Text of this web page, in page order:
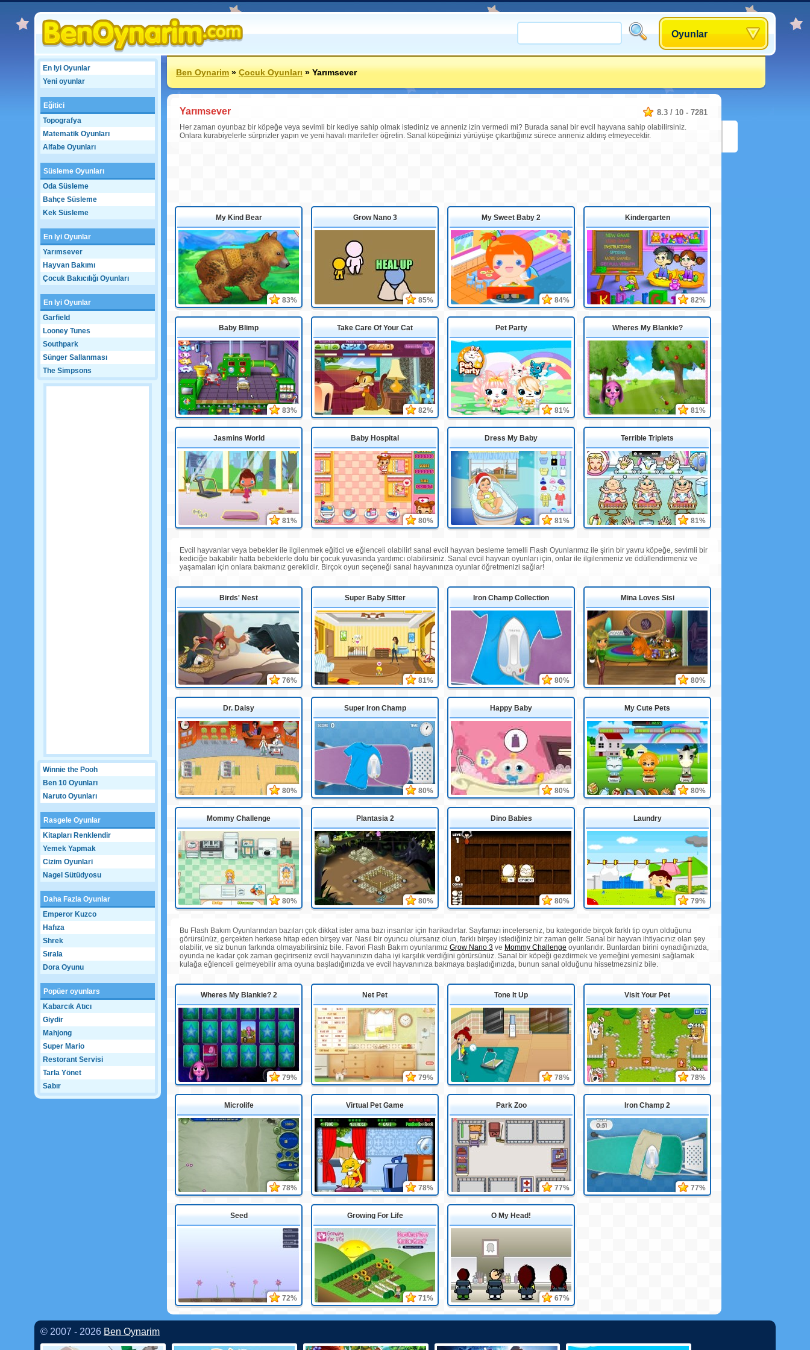
Oyunlar
En Iyi Oyunlar
Yeni oyunlar
Eğitici
Topografya
Matematik Oyunları
Alfabe Oyunları
Süsleme Oyunları
Oda Süsleme
Bahçe Süsleme
Kek Süsleme
En Iyi Oyunlar
Yarımsever
Hayvan Bakımı
Çocuk Bakıcılığı Oyunları
En Iyi Oyunlar
Garfield
Looney Tunes
Southpark
Sünger Sallanması
The Simpsons
Winnie the Pooh
Ben 10 Oyunları
Naruto Oyunları
Rasgele Oyunlar
Kitapları Renklendir
Yemek Yapmak
Cizim Oyunlari
Nagel Sütüdyosu
Daha Fazla Oyunlar
Emperor Kuzco
Hafıza
Shrek
Sırala
Dora Oyunu
Popüer oyunlars
Kabarcık Atıcı
Giydir
Mahjong
Super Mario
Restorant Servisi
Tarla Yönet
Sabır
Ben Oynarim»Çocuk Oyunları»Yarımsever
8.3 / 10 - 7281
Yarımsever
Her zaman oyunbaz bir köpeğe veya sevimli bir kediye sahip olmak istediniz ve anneniz izin vermedi mi? Burada sanal bir evcil hayvana sahip olabilirsiniz.
Onlara kurabiyelerle sürprizler yapın ve yeni havalı marifetler öğretin. Sanal köpeğinizi yürüyüşe çıkarttığınız sürece anneniz aldırış etmeyecektir.
My Kind Bear
83%
Grow Nano 3
85%
My Sweet Baby 2
84%
Kindergarten
82%
Baby Blimp
83%
Take Care Of Your Cat
82%
Pet Party
81%
Wheres My Blankie?
81%
Jasmins World
81%
Baby Hospital
80%
Dress My Baby
81%
Terrible Triplets
81%
Evcil hayvanlar veya bebekler ile ilgilenmek eğitici ve eğlenceli olabilir! sanal evcil hayvan besleme temelli Flash Oyunlarımız ile şirin bir yavru köpeğe, sevimli bir
kediciğe bakabilir hatta bebeklerle dolu bir çocuk yuvasında yardımcı olabilirsiniz. Sanal evcil hayvan oyunları için, onlar ile ilgilenmeniz ve ödüllendirmeniz ve
yaşamaları için onlara bakmanız gereklidir. Birçok oyun seçeneği sanal hayvanınıza oyunlar öğretmenizi sağlar!
Birds' Nest
76%
Super Baby Sitter
81%
Iron Champ Collection
80%
Mina Loves Sisi
80%
Dr. Daisy
80%
Super Iron Champ
80%
Happy Baby
80%
My Cute Pets
80%
Mommy Challenge
80%
Plantasia 2
80%
Dino Babies
80%
Laundry
79%
Bu Flash Bakım Oyunlarından bazıları çok dikkat ister ama bazı insanlar için harikadırlar. Sayfamızı incelerseniz, bu kategoride birçok farklı tip oyun olduğunu
görürsünüz, gerçekten herkese hitap eden birşey var. Nasıl bir oyuncu olursanız olun, farklı birşey istediğiniz bir zaman gelir. Sanal bir hayvan ihtiyacınız olan şey
olabilir, ve siz bunun farkında olmayabilirsiniz bile. Favori Flash Bakım oyunlarımız Grow Nano 3 ve Mommy Challenge oyunlarıdır. Bunlardan birini oynadığınızda,
oyunda ne kadar çok zaman geçirirseniz evcil hayvanınızın daha iyi karşılık verdiğini görürsünüz. Sanal bir köpeği gezdirmek ve yemeğini yemesini sağlamak
kulağa eğlenceli gelmeyebilir ama oyuna başladığınızda ve evcil hayvanınıza bakmaya başladığınızda, bunun sanal olduğunu hissetmezsiniz bile.
Wheres My Blankie? 2
79%
Net Pet
79%
Tone It Up
78%
Visit Your Pet
78%
Microlife
78%
Virtual Pet Game
78%
Park Zoo
77%
Iron Champ 2
77%
Seed
72%
Growing For Life
71%
O My Head!
67%
© 2007 - 2026 Ben Oynarim